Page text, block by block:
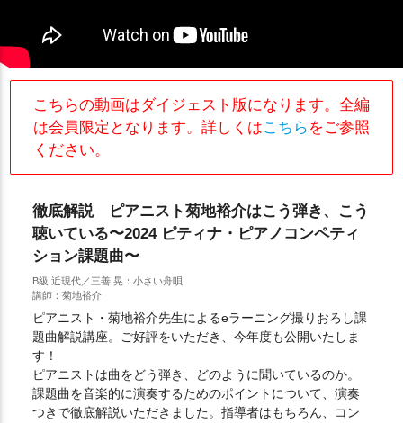
こちらの動画はダイジェスト版になります。全編
は会員限定となります。詳しくはこちら をご参照
ください。
徹底解説 ピアニスト菊地裕介はこう弾き、こう
聴いている〜2024 ピティナ・ピアノコンペティ
ション課題曲〜
B級 近現代／三善 晃：小さい舟唄
講師：菊地裕介
ピアニスト・菊地裕介先生によるeラーニング撮りおろし課
題曲解説講座。ご好評をいただき、今年度も公開いたしま
す！
ピアニストは曲をどう弾き、どのように聞いているのか。
課題曲を音楽的に演奏するためのポイントについて、演奏
つきで徹底解説いただきました。指導者はもちろん、コン